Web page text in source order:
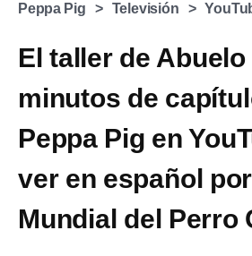
Peppa Pig Televisión
El taller de
minutos de
Peppa Pig en
ver en español
Mundial del Perro